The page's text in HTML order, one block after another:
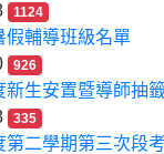
1124
假輔導班級名單
926
新生安置暨導師抽
335
第二學期第三次段